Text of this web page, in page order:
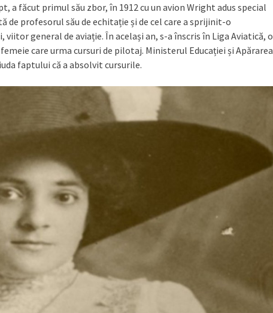
a făcut primul său zbor, în 1912 cu un avion Wright adus special
profesorul său de echitație și de cel care a sprijinit-o
general de aviație. În același an, s-a înscris în Liga Aviatică, o
care urma cursuri de pilotaj. Ministerul Educației și Apărarea
faptului că a absolvit cursurile.